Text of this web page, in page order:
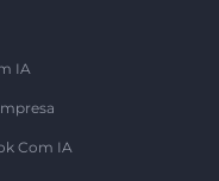
IA
Com IA